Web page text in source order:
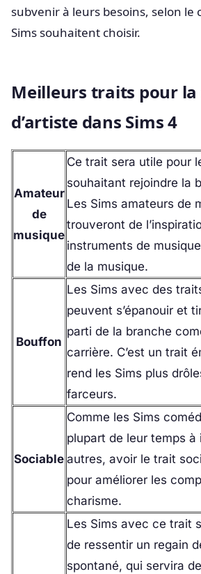
subvenir à leurs besoins, selon le
Sims souhaitent choisir.
Meilleurs traits pour
d’artiste dans Sims 4
Amateur
de
musique
Ce trait sera utile pour
souhaitant rejoindre la
Les Sims amateurs de
trouveront de
instruments de
de la musique.
Bouffon
Les Sims avec des
peuvent s’épanouir et
parti de la branche
carrière. C’est un trait
rend les Sims plus
farceurs.
Sociable
Comme les Sims
plupart de leur temps
autres, avoir le trait
pour améliorer les
charisme.
Les Sims avec ce trait
de ressentir un regain
spontané, qui servira